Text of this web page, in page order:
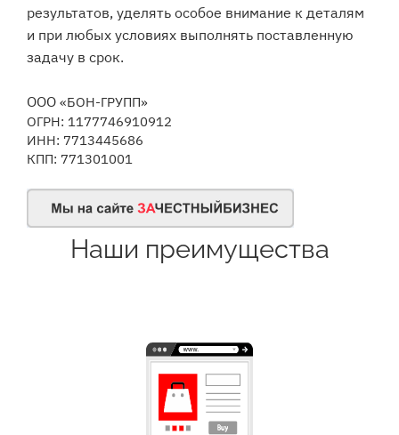
результатов, уделять особое внимание к деталям
и при любых условиях выполнять поставленную
задачу в срок.
ООО «БОН-ГРУПП»
ОГРН: 1177746910912
ИНН: 7713445686
КПП: 771301001
Наши преимущества